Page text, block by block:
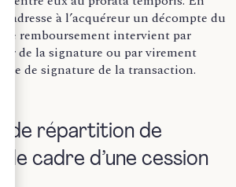
adresse à l’acquéreur un décompte du
le remboursement intervient par
de la signature ou par virement
de signature de la transaction.
de répartition de
le cadre d’une cession